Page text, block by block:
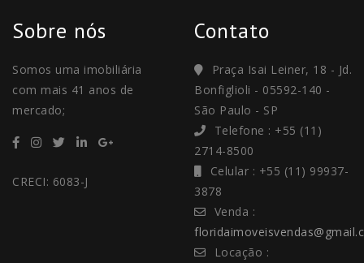
Sobre nós
Somos uma imobiliária
com mais 41 anos de
mercado;
CRECI: 6083-J
Contato
Praça Isai Leiner, 18 - Jd.
Bonfiglioli - 05592-140 -
São Paulo - SP
Telefone : +55 (11)
2714-8500
Celular : +55 (11) 99937-
3878
Venda :
Locação :